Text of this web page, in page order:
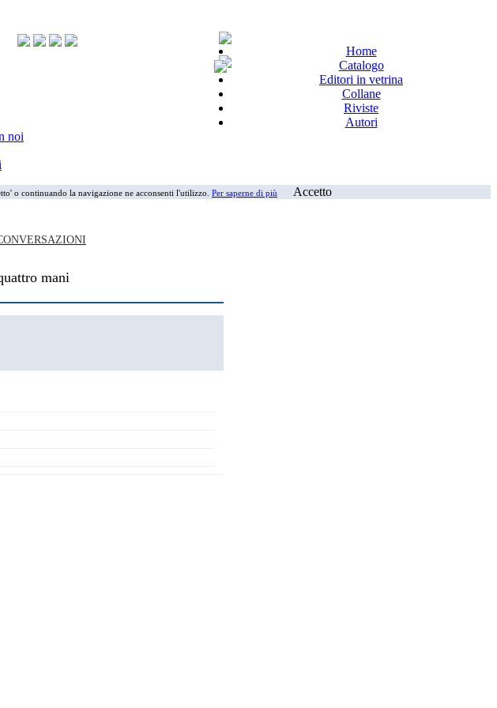
Home
Catalogo
Editori in vetrina
Collane
Riviste
Autori
noi
o continuando la navigazione ne acconsenti l'utilizzo. Per saperne di più Accetto
mani